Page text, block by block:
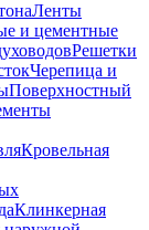
Ленты
и цементные
Решетки
Черепица и
Поверхностный
Кровельная
Клинкерная